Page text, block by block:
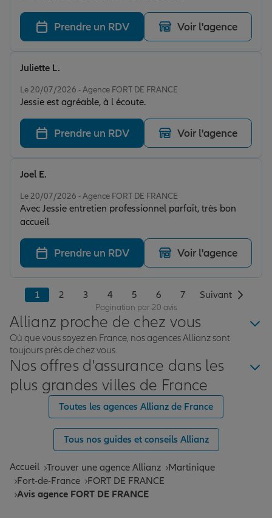
Prendre un RDV Voir l'agence
Le 20/07/2026 - Agence FORT DE FRANCE
Jessie est agréable, à l écoute.
Juliette L.
Prendre un RDV Voir l'agence
Le 20/07/2026 - Agence FORT DE FRANCE
Avec Jessie entretien professionnel parfait, très bon
accueil
Joel E.
Prendre un RDV Voir l'agence
1 2 3 4 5 6 7 Suivant
Pagination par 20 avis
Allianz proche de chez vous
Où que vous soyez en France, nos agences Allianz sont
toujours près de chez vous.
Nos offres d'assurance dans les
plus grandes villes de France
Toutes les agences Allianz de France
Tous nos guides et conseils Allianz
Accueil Trouver une agence Allianz
Martinique
Fort-de-France
FORT DE FRANCE
Avis agence FORT DE FRANCE